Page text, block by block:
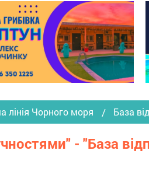
лінія Чорного моря База
- "База